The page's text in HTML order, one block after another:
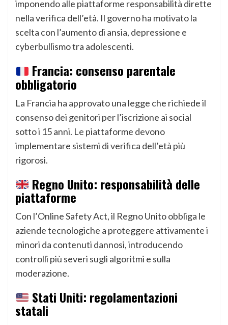
imponendo alle piattaforme responsabilità dirette
nella verifica dell’età. Il governo ha motivato la
scelta con l’aumento di ansia, depressione e
cyberbullismo tra adolescenti.
Francia: consenso parentale
obbligatorio
La Francia ha approvato una legge che richiede il
consenso dei genitori per l’iscrizione ai social
sotto i 15 anni. Le piattaforme devono
implementare sistemi di verifica dell’età più
rigorosi.
Regno Unito: responsabilità delle
piattaforme
Con l’Online Safety Act, il Regno Unito obbliga le
aziende tecnologiche a proteggere attivamente i
minori da contenuti dannosi, introducendo
controlli più severi sugli algoritmi e sulla
moderazione.
Stati Uniti: regolamentazioni
statali